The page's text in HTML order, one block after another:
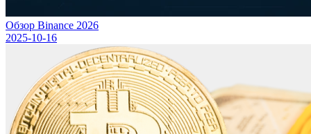
Обзор Binance 2026
2025-10-16